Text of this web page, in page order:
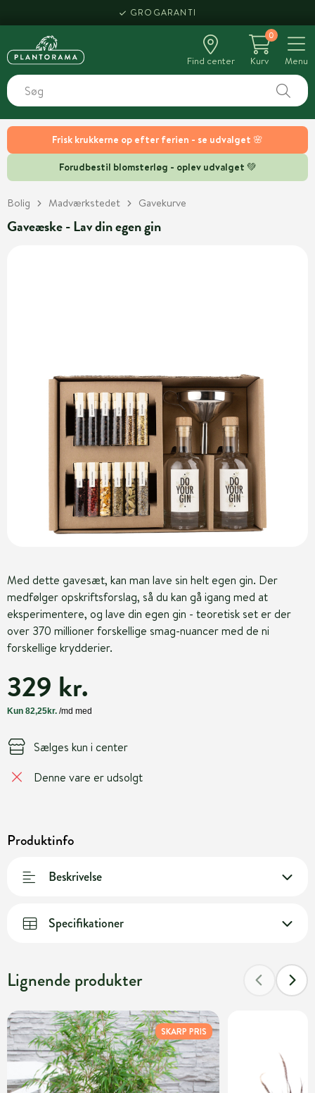
Frisk krukkerne op efter ferien - se udvalget 🌸
Forudbestil blomsterløg - oplev udvalget 💚
GROGARANTI
Find center
0
Kurv
Menu
Bolig Madværkstedet Gavekurve
Gaveæske - Lav din egen gin
Med dette gavesæt, kan man lave sin helt egen gin. Der
medfølger opskriftsforslag, så du kan gå igang med at
eksperimentere, og lave din egen gin - teoretisk set er der
over 370 millioner forskellige smag-nuancer med de ni
forskellige krydderier.
329 kr.
Sælges kun i center
Denne vare er udsolgt
Produktinfo
Beskrivelse
Specifikationer
Lignende produkter
SKARP PRIS